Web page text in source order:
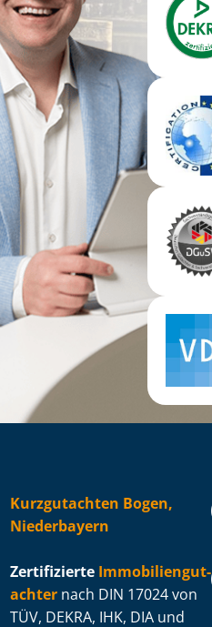
Kurzgutachten Bogen,
Niederbayern
Zertifizierte Im­mo­bi­li­en­gut­
ach­ter nach DIN 17024 von
TÜV, DEKRA, IHK, DIA und